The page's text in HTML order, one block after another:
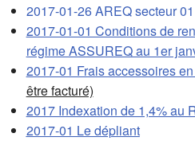
2017-01-26 AREQ secteur
2017-01-01 Conditions de
régime ASSUREQ au 1er
2017-01 Frais accessoires
être facturé)
2017 Indexation de 1,4% au
2017-01 Le dépliant